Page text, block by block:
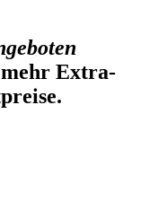
Extra-